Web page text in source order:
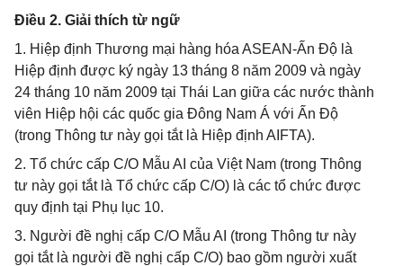
Điều 2. Giải thích từ ngữ
1. Hiệp định Thương mại hàng hóa ASEAN-Ấn Độ là
Hiệp định được ký ngày 13 tháng 8 năm 2009 và ngày
24 tháng 10 năm 2009 tại Thái Lan giữa các nước thành
viên Hiệp hội các quốc gia Đông Nam Á với Ấn Độ
(trong Thông tư này gọi tắt là Hiệp định AIFTA).
2. Tổ chức cấp C/O Mẫu AI của Việt Nam (trong Thông
tư này gọi tắt là Tổ chức cấp C/O) là các tổ chức được
quy định tại Phụ lục 10.
3. Người đề nghị cấp C/O Mẫu AI (trong Thông tư này
gọi tắt là người đề nghị cấp C/O) bao gồm người xuất